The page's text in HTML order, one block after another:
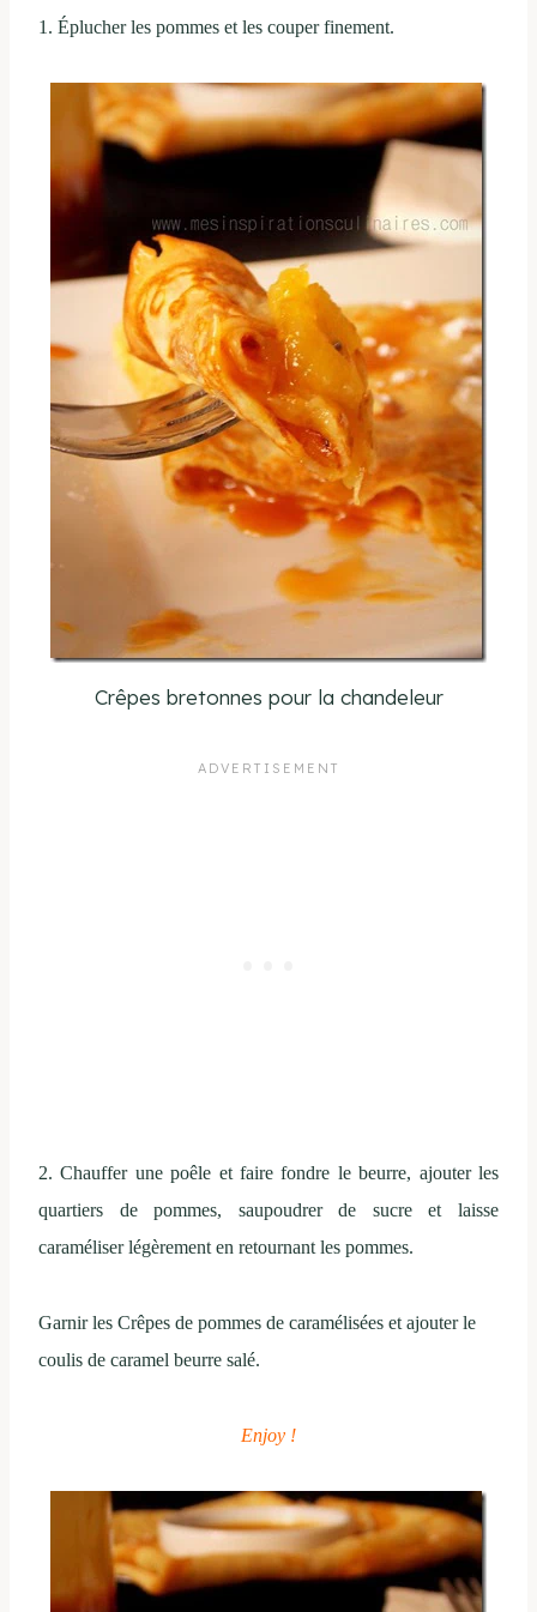
1. Éplucher les pommes et les couper finement.
Crêpes bretonnes pour la chandeleur
2. Chauffer une poêle et faire fondre le beurre, ajouter les
quartiers de pommes, saupoudrer de sucre et laisse
caraméliser légèrement en retournant les pommes.
Garnir les Crêpes de pommes de caramélisées et ajouter le
coulis de caramel beurre salé.
Enjoy !